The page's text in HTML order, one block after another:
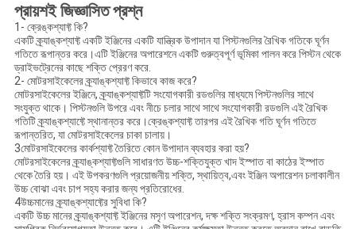
প্রায়শই জিজ্ঞাসিত প্রশ্ন
1- ক্রেঙ্কশ্যাফ্ট কি?
একটি ক্র্যাঙ্কশ্যাফ্ট একটি ইঞ্জিনের একটি যান্ত্রিক উপাদান যা পিস্টনগুলির রৈখিক গতিকে ঘূর্ণন
গতিতে রূপান্তর করে।এটি ইঞ্জিনের অপারেশনে একটি গুরুত্বপূর্ণ ভূমিকা পালন করে পিস্টন থেকে
ড্রাইভট্রেনের কাছে শক্তি প্রেরণ করে.
2- মোটরসাইকেলের ক্র্যাঙ্কশ্যাফ্ট কিভাবে কাজ করে?
মোটরসাইকেলের ইঞ্জিনে, ক্র্যাঙ্কশ্যাফ্টটি সংযোগকারী রডগুলির মাধ্যমে পিস্টনগুলির সাথে
সংযুক্ত থাকে। পিস্টনগুলি উপরে এবং নীচে চলার সাথে সাথে সংযোগকারী রডগুলি এই রৈখিক
গতিটি ক্র্যাঙ্কশ্যাফ্টে স্থানান্তর করে।ক্রেঙ্কশ্যাফ্ট তারপর এই রৈখিক গতি ঘূর্ণন গতিতে
রূপান্তরিত, যা মোটরসাইকেলের চাকা চালায়।
3মোটরসাইকেলের কার্কশ্যাফ্ট তৈরিতে কোন উপাদান ব্যবহার করা হয়?
মোটরসাইকেলের ক্র্যাঙ্কশ্যাফ্টগুলি সাধারণত উচ্চ-শক্তিযুক্ত খাদ ইস্পাত বা কাঠের ইস্পাত
থেকে তৈরি হয়। এই উপকরণগুলি প্রয়োজনীয় শক্তি, স্থায়িত্ব,এবং ইঞ্জিন অপারেশন চলাকালীন
উচ্চ বোঝা এবং চাপ সহ্য করার জন্য প্রতিরোধের.
4উচ্চমানের ক্র্যাঙ্কশ্যাফ্টের সুবিধা কি?
একটি উচ্চ মানের ক্র্যাঙ্কশ্যাফ্ট ইঞ্জিনের মসৃণ অপারেশন, দক্ষ শক্তি সংক্রমণ, হ্রাস কম্পন এবং